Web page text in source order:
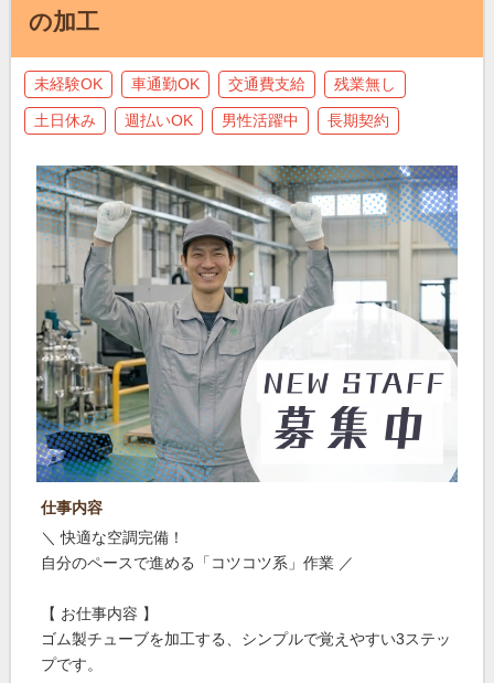
の加工
未経験OK 車通勤OK 交通費支給 残業無し
土日休み 週払いOK 男性活躍中 長期契約
仕事内容
＼ 快適な空調完備！
自分のペースで進める「コツコツ系」作業 ／
【 お仕事内容 】
ゴム製チューブを加工する、シンプルで覚えやすい3ステッ
プです。